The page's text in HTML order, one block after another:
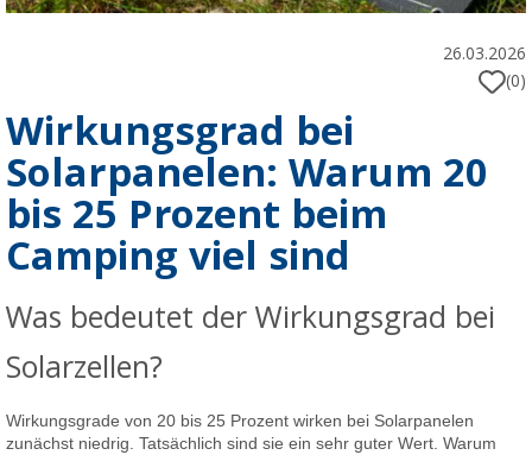
26.03.2026
(0)
Wirkungsgrad bei
Solarpanelen: Warum 20
bis 25 Prozent beim
Camping viel sind
Was bedeutet der Wirkungsgrad bei
Solarzellen?
Wirkungsgrade von 20 bis 25 Prozent wirken bei Solarpanelen
zunächst niedrig. Tatsächlich sind sie ein sehr guter Wert. Warum